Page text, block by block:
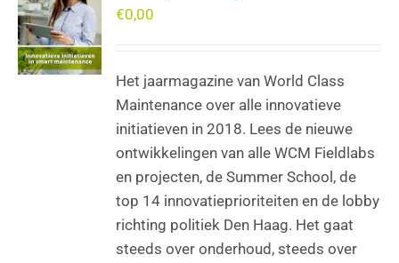
€0,00
Het jaarmagazine van World Class
Maintenance over alle innovatieve
initiatieven in 2018. Lees de nieuwe
ontwikkelingen van alle WCM Fieldlabs
en projecten, de Summer School, de
top 14 innovatieprioriteiten en de lobby
richting politiek Den Haag. Het gaat
steeds over onderhoud, steeds over